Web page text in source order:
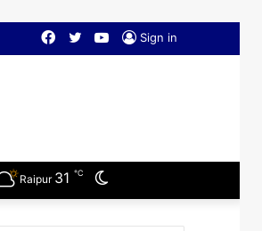
Sign in
YouTube
Twitter
Facebook
Switch
Raipur 31 ℃